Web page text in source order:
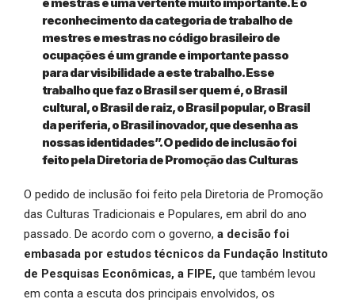
e mestras é uma vertente muito importante. E o
reconhecimento da categoria de trabalho de
mestres e mestras no código brasileiro de
ocupações é um grande e importante passo
para dar visibilidade a este trabalho. Esse
trabalho que faz o Brasil ser quem é, o Brasil
cultural, o Brasil de raiz, o Brasil popular, o Brasil
da periferia, o Brasil inovador, que desenha as
nossas identidades”. O pedido de inclusão foi
feito pela Diretoria de Promoção das Culturas
O pedido de inclusão foi feito pela Diretoria de Promoção
das Culturas Tradicionais e Populares, em abril do ano
passado. De acordo com o governo, a decisão foi
embasada por estudos técnicos da Fundação Instituto
de Pesquisas Econômicas, a FIPE, que também levou
em conta a escuta dos principais envolvidos, os